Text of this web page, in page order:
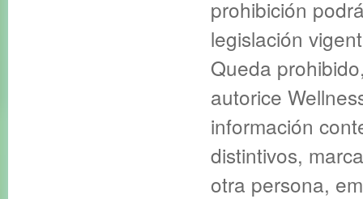
prohibición
legislación
Queda
autorice
información
distintivos,
otra persona,